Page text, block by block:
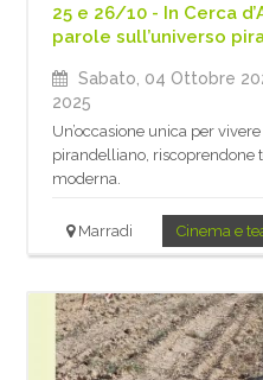
25 e 26/10 - In Cerca
parole sull’universo
Sabato, 04 Ottobre
2025
Un’occasione unica per
pirandelliano, riscoprendone
moderna.
Marradi Cinema e